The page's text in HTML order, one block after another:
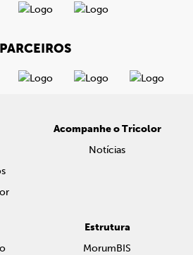
PARCEIROS
Acompanhe o Tricolor
Notícias
Estrutura
MorumBIS